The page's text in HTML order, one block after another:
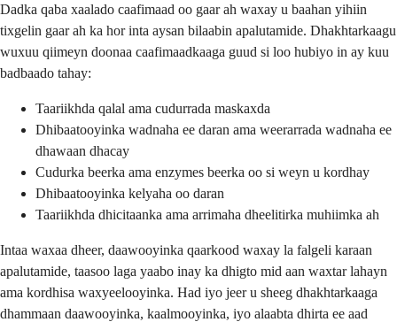
Dadka qaba xaalado caafimaad oo gaar ah waxay u baahan yihiin
tixgelin gaar ah ka hor inta aysan bilaabin apalutamide. Dhakhtarkaagu
wuxuu qiimeyn doonaa caafimaadkaaga guud si loo hubiyo in ay kuu
badbaado tahay:
Taariikhda qalal ama cudurrada maskaxda
Dhibaatooyinka wadnaha ee daran ama weerarrada wadnaha ee
dhawaan dhacay
Cudurka beerka ama enzymes beerka oo si weyn u kordhay
Dhibaatooyinka kelyaha oo daran
Taariikhda dhicitaanka ama arrimaha dheelitirka muhiimka ah
Intaa waxaa dheer, daawooyinka qaarkood waxay la falgeli karaan
apalutamide, taasoo laga yaabo inay ka dhigto mid aan waxtar lahayn
ama kordhisa waxyeelooyinka. Had iyo jeer u sheeg dhakhtarkaaga
dhammaan daawooyinka, kaalmooyinka, iyo alaabta dhirta ee aad